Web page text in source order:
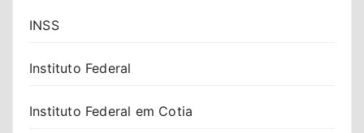
INSS
Instituto Federal
Instituto Federal em Cotia